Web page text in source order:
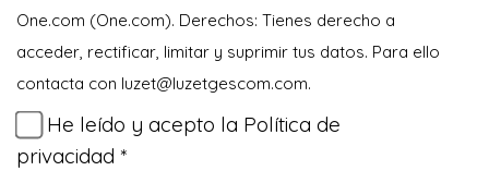
One.com (One.com). Derechos: Tienes derecho a
acceder, rectificar, limitar y suprimir tus datos. Para ello
contacta con moc.mocsegtezul@tezul.
He leído y acepto la Política de
privacidad *